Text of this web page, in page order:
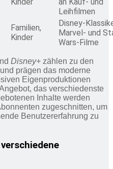
Leihfilmen
Familien,
Kinder
Disney-
Marvel- und
Wars-Filme
Disney+ zählen zu den
und prägen das moderne
Eigenproduktionen
das verschiedenste
Inhalte werden
zugeschnitten, um
Benutzererfahrung zu